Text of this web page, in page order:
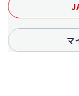
マ